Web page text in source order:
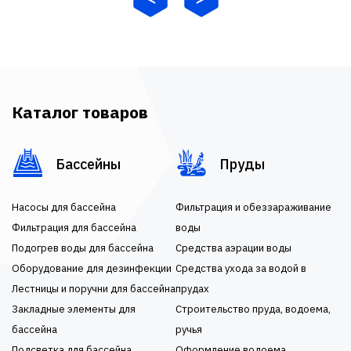
Каталог товаров
Бассейны
Насосы для бассейна
Фильтрация для бассейна
Подогрев воды для бассейна
Оборудование для дезинфекции
Лестницы и поручни для бассейна
Закладные элементы для
бассейна
Пруды
Фильтрация и обеззараживание
воды
Средства аэрации воды
Средства ухода за водой в
прудах
Строительство пруда, водоема,
ручья